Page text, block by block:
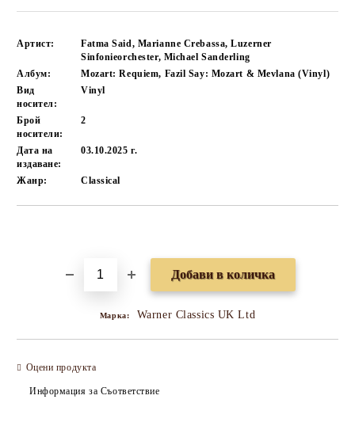
Артист:
Fatma Said, Marianne Crebassa, Luzerner
Sinfonieorchester, Michael Sanderling
Албум:
Mozart: Requiem, Fazil Say: Mozart & Mevlana (Vinyl)
Вид
носител:
Vinyl
Брой
носители:
2
Дата на
издаване:
03.10.2025 г.
Жанр: Classical
Марка: Warner Classics UK Ltd
Оцени продукта
Информация за Съответствие